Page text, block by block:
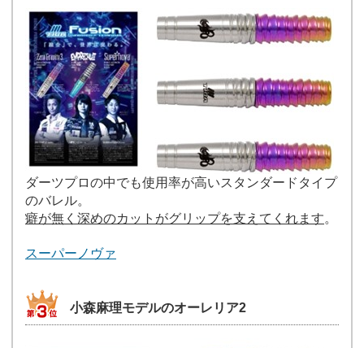
ダーツプロの中でも使用率が高いスタンダードタイプ
のバレル。
癖が無く深めのカットがグリップを支えてくれます。
スーパーノヴァ
小森麻理モデルのオーレリア2